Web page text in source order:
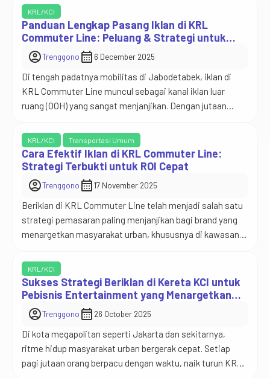
KRL adalah moda transportasi massal yang mencatat
jutaan penumpang setiap harinya — kesempatan besar
bagi brand untuk menjangkau audiens aktif di kawasan
metropolitan seperti […]
KRL/KCI
Panduan Lengkap Pasang Iklan di KRL
Commuter Line: Peluang & Strategi untuk
Brand Anda
account_circleTrenggono calendar_month 6 December 2025
Di tengah padatnya mobilitas di Jabodetabek, iklan di
KRL Commuter Line muncul sebagai kanal iklan luar
ruang (OOH) yang sangat menjanjikan. Dengan jutaan
— dari interior gerbong hingga body wrapping eksterior —
media ini memberi peluang besar bagi brand untuk
membangun awareness, brand recall, serta konversi […]
KRL/KCI Transportasi Umum
Cara Efektif Iklan di KRL Commuter Line:
Strategi Terbukti untuk ROI Cepat
account_circleTrenggono calendar_month17 November 2025
Beriklan di KRL Commuter Line telah menjadi salah satu
strategi pemasaran paling menjanjikan bagi brand yang
menargetkan masyarakat urban, khususnya di kawasan
penumpang per hari, mobilitas tinggi, dan segmentasi
audiens yang jelas, KRL memberikan ruang paling
strategis dalam membangun brand awareness sekaligus
mendorong konversi penjualan secara cepat. Bagi […]
KRL/KCI
Sukses Strategi Beriklan di Kereta KCI untuk
Pebisnis Entertainment yang Menargetkan
Usia 20–35 Tahun
account_circleTrenggono calendar_month 26 October 2025
Di kota megapolitan seperti Jakarta dan sekitarnya,
ritme hidup masyarakat urban bergerak cepat. Setiap
pagi jutaan orang berpacu dengan waktu, naik turun KRL